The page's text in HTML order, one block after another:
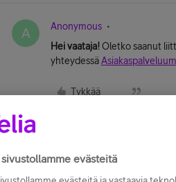
A Anonymous
Hei vaataja!Oletko saanut
yhteydessä
Tykkää
evästeitä